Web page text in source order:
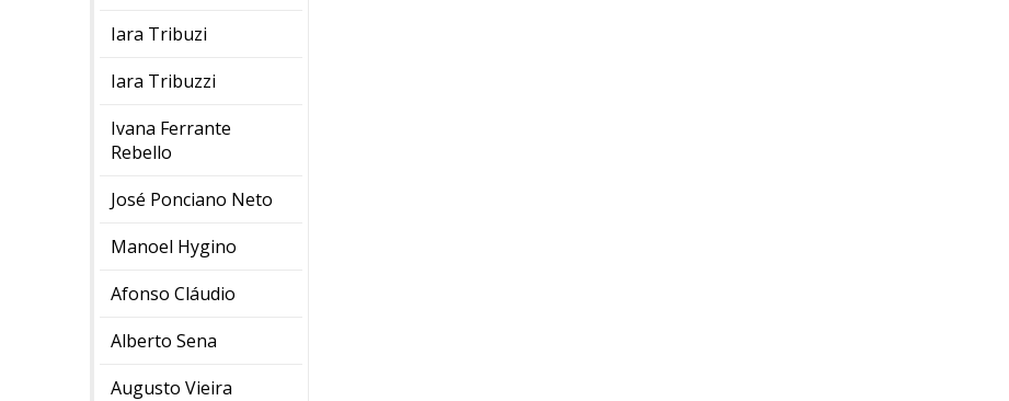
Iara Tribuzi
Iara Tribuzzi
Ivana Ferrante
Rebello
José Ponciano Neto
Manoel Hygino
Afonso Cláudio
Alberto Sena
Augusto Vieira